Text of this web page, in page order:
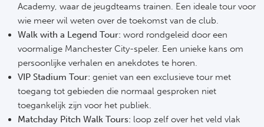
Academy, waar de jeugdteams trainen. Een ideale tour voor
wie meer wil weten over de toekomst van de club.
Walk with a Legend Tour: word rondgeleid door een
voormalige Manchester City-speler. Een unieke kans om
persoonlijke verhalen en anekdotes te horen.
VIP Stadium Tour: geniet van een exclusieve tour met
toegang tot gebieden die normaal gesproken niet
toegankelijk zijn voor het publiek.
Matchday Pitch Walk Tours: loop zelf over het veld vlak